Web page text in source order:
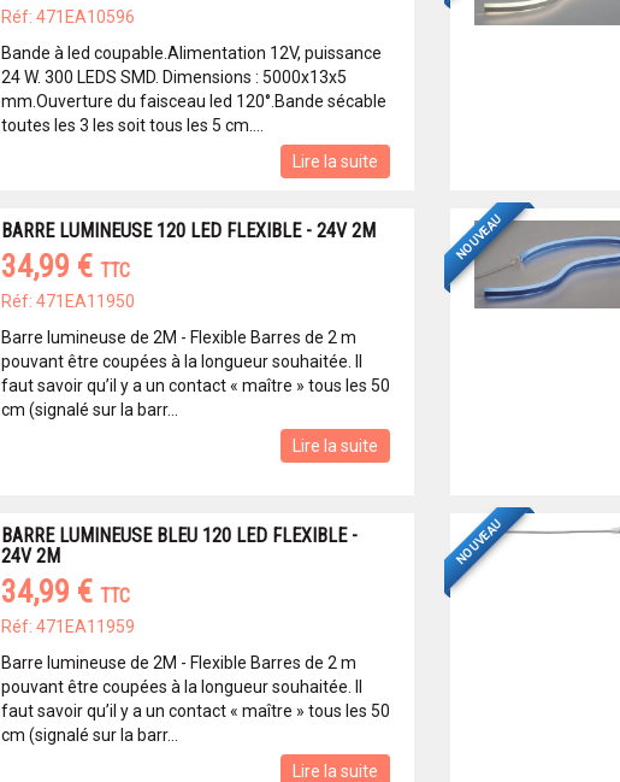
Réf: 471EA10596
Bande à led coupable.Alimentation 12V, puissance
24 W. 300 LEDS SMD. Dimensions : 5000x13x5
mm.Ouverture du faisceau led 120°.Bande sécable
toutes les 3 les soit tous les 5 cm....
Lire la suite
BARRE LUMINEUSE 120 LED FLEXIBLE - 24V 2M
34,99 € TTC
Réf: 471EA11950
Barre lumineuse de 2M - Flexible Barres de 2 m
pouvant être coupées à la longueur souhaitée. Il
faut savoir qu’il y a un contact « maître » tous les 50
cm (signalé sur la barr...
Lire la suite
NOUVEAU
BARRE LUMINEUSE BLEU 120 LED FLEXIBLE -
24V 2M
34,99 € TTC
Réf: 471EA11959
Barre lumineuse de 2M - Flexible Barres de 2 m
pouvant être coupées à la longueur souhaitée. Il
faut savoir qu’il y a un contact « maître » tous les 50
cm (signalé sur la barr...
Lire la suite
NOUVEAU